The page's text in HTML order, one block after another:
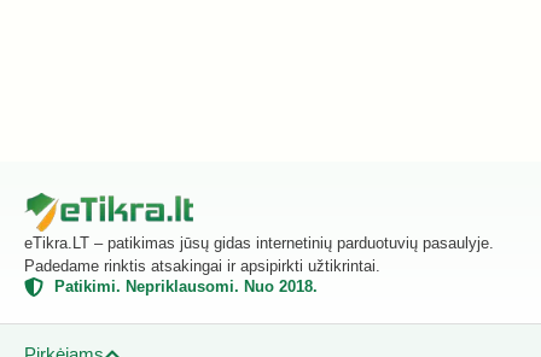
eTikra.LT – patikimas jūsų gidas internetinių parduotuvių pasaulyje.
Padedame rinktis atsakingai ir apsipirkti užtikrintai.
Patikimi. Nepriklausomi. Nuo 2018.